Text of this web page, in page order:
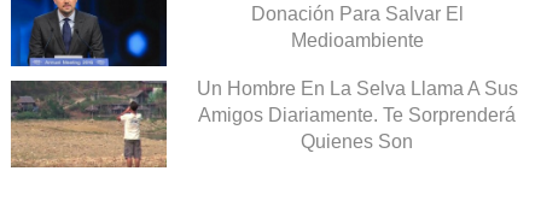
Donación Para Salvar El
Medioambiente
Un Hombre En La Selva Llama A Sus
Amigos Diariamente. Te Sorprenderá
Quienes Son